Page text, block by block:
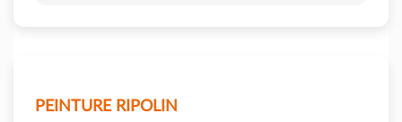
PEINTURE RIPOLIN